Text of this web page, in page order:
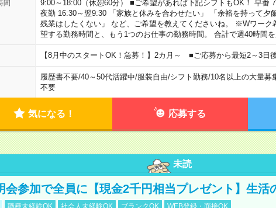
間
9:00～18:00（休憩60分） ■ご希望があれば下記シフトもOK！ 早番
夜勤 16:30～翌9:30 「家族と休みを合わせたい」 「余裕を持って夕
残業はしたくない」 など、ご希望を教えてくださいね。 ※Wワーク
望する勤務時間と、もう1つのお仕事の勤務時間。 合計で週40時間
【8月中のスタートOK！急募！】2カ月～ ■ご応募から最短2～3日
履歴書不要/40～50代活躍中/服装自由/シフト勤務/10名以上の大量募
不要
気になる！ 応募する
未読
会参加で全員に【現金2千円相当プレゼント】生活
職種未経験OK 社会人未経験OK ブランクOK WEB登録・面接OK